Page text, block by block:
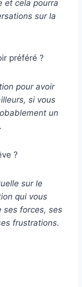
et cela pourra
sur la
préféré ?
pour avoir
si vous
un
?
sur le
qui vous
ses forces, ses
frustrations.